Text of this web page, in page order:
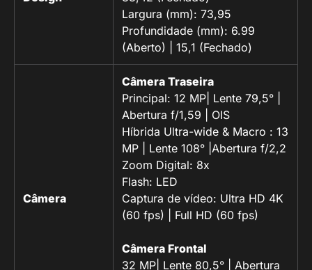
Largura (mm): 73,95
Profundidade (mm): 6.99
(Aberto) | 15,1 (Fechado)
Câmera
Câmera Traseira
Principal: 12 MP| Lente 79,5° |
Abertura f/1,59 | OIS
Híbrida Ultra-wide & Macro : 13
MP | Lente 108° |Abertura f/2,2
Zoom Digital: 8x
Flash: LED
Captura de vídeo: Ultra HD 4K
(60 fps) | Full HD (60 fps)
Câmera Frontal
32 MP| Lente 80,5° | Abertura